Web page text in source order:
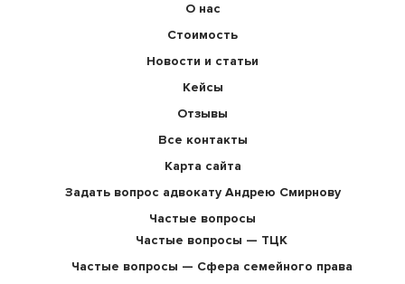
О нас
Стоимость
Новости и статьи
Кейсы
Отзывы
Все контакты
Карта сайта
Задать вопрос адвокату Андрею Смирнову
Частые вопросы
Частые вопросы — ТЦК
Частые вопросы — Сфера семейного права